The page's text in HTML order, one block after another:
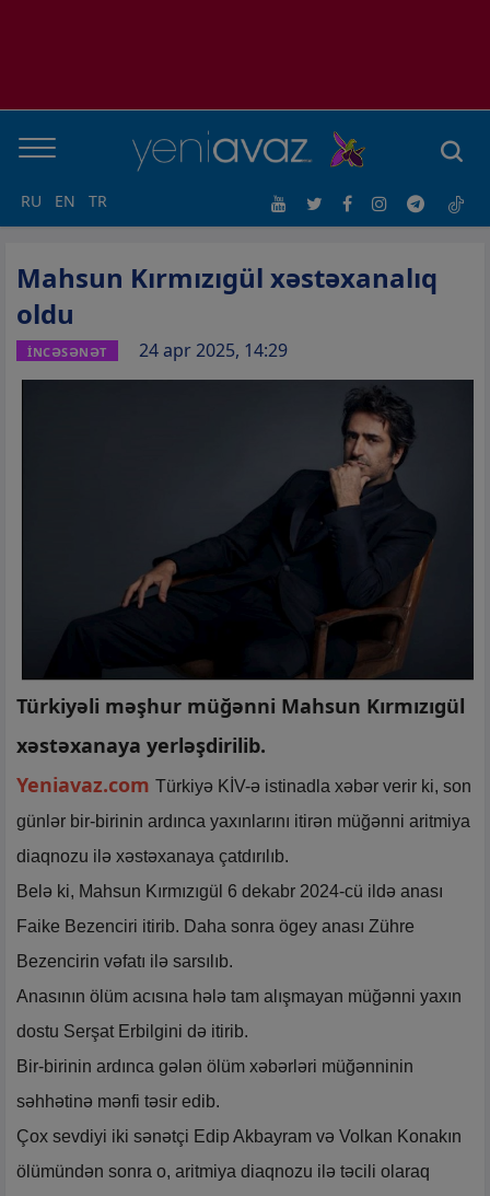
RU EN TR
Mahsun Kırmızıgül xəstəxanalıq
oldu
İNCƏSƏNƏT 24 apr 2025, 14:29
Türkiyəli məşhur müğənni Mahsun Kırmızıgül
xəstəxanaya yerləşdirilib.
Yeniavaz.com Türkiyə KİV-ə istinadla xəbər verir ki, son
günlər bir-birinin ardınca yaxınlarını itirən müğənni aritmiya
diaqnozu ilə xəstəxanaya çatdırılıb.
Belə ki, Mahsun Kırmızıgül 6 dekabr 2024-cü ildə anası
Faike Bezenciri itirib. Daha sonra ögey anası Zühre
Bezencirin vəfatı ilə sarsılıb.
Anasının ölüm acısına hələ tam alışmayan müğənni yaxın
dostu Serşat Erbilgini də itirib.
Bir-birinin ardınca gələn ölüm xəbərləri müğənninin
səhhətinə mənfi təsir edib.
Çox sevdiyi iki sənətçi Edip Akbayram və Volkan Konakın
ölümündən sonra o, aritmiya diaqnozu ilə təcili olaraq